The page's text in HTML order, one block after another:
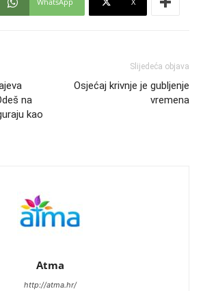
na
kao
Slijedeća objava
Osjećaj krivnje je gubljenje
vremena
Atma
http://atma.hr/